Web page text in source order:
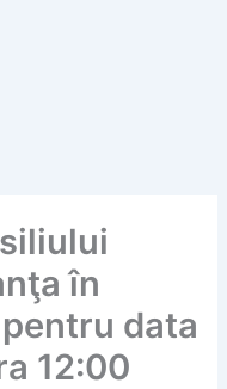
în
data
12:00